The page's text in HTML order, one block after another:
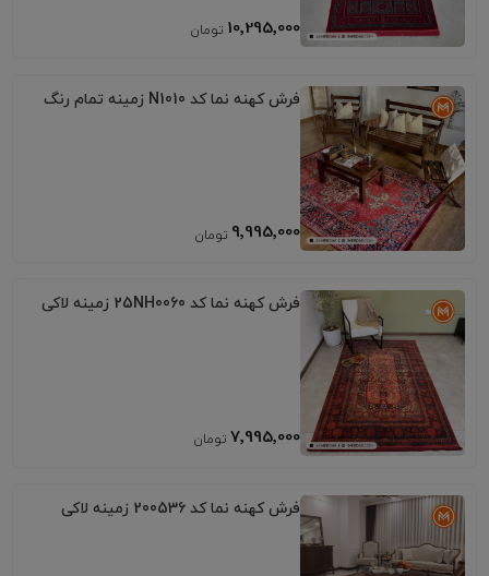
10٬295٬000
فرش کهنه نما کد N1010 زمینه تمام رنگ
9٬995٬000
فرش کهنه نما کد 25NH0060 زمینه لاکی
7٬995٬000
فرش کهنه نما کد 200536 زمینه لاکی